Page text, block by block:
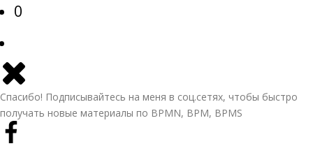
0
Спасибо! Подписывайтесь на меня в соц.сетях, чтобы быстро
получать новые материалы по BPMN, BPM, BPMS